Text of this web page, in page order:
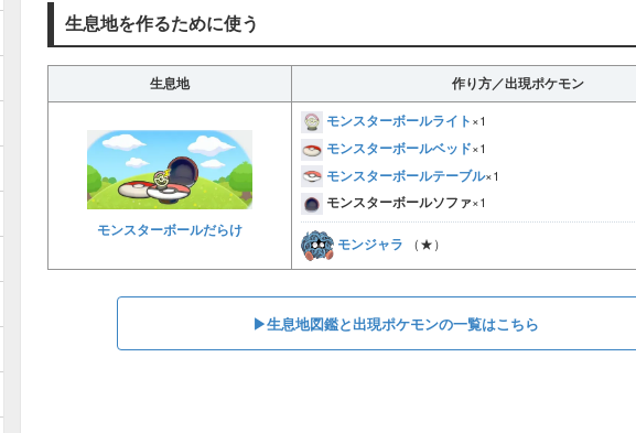
生息地を作るために使う
生息地 作り方／出現ポケモン
モンスターボールだらけ
モンスターボールライト×1
モンスターボールベッド×1
モンスターボールテーブル×1
モンスターボールソファ×1
モンジャラ （★）
▶︎生息地図鑑と出現ポケモンの一覧はこちら